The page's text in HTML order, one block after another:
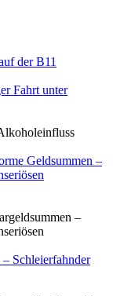
der B11
Fahrt unter
Geldsummen –
–
Schleierfahnder